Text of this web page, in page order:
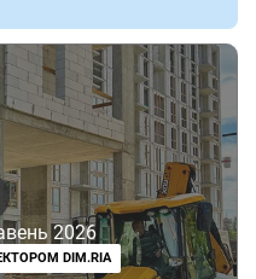
2026
DIM.RIA